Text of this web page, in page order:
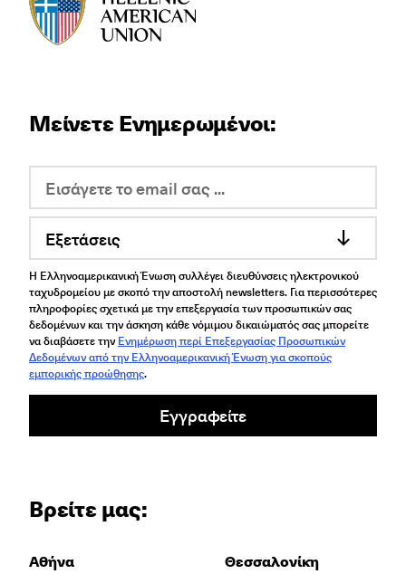
Μείνετε Ενημερωμένοι:
Εξετάσεις
Η Ελληνοαμερικανική Ένωση συλλέγει διευθύνσεις ηλεκτρονικού
ταχυδρομείου με σκοπό την αποστολή newsletters. Για περισσότερες
πληροφορίες σχετικά με την επεξεργασία των προσωπικών σας
δεδομένων και την άσκηση κάθε νόμιμου δικαιώματός σας μπορείτε
να διαβάσετε την Ενημέρωση περί Επεξεργασίας Προσωπικών
Δεδομένων από την Ελληνοαμερικανική Ένωση για σκοπούς
εμπορικής προώθησης.
Εγγραφείτε
Βρείτε μας:
Αθήνα
Θεσσαλονίκη